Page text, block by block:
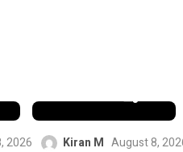
2026 Kiran M August 8,